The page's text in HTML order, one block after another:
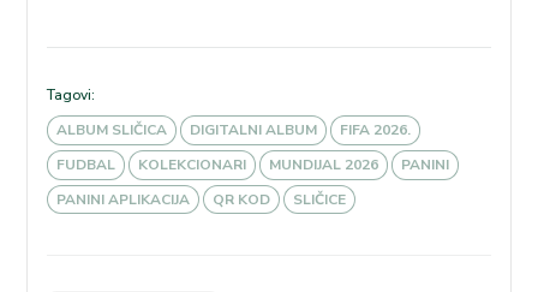
Tagovi:
ALBUM SLIČICA
DIGITALNI ALBUM
FIFA 2026.
FUDBAL
KOLEKCIONARI MUNDIJAL 2026
PANINI
PANINI APLIKACIJA
QR KOD SLIČICE